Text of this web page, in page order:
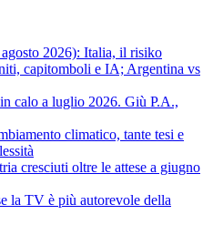
2026): Italia, il risiko
capitomboli e IA; Argentina vs
calo a luglio 2026. Giù P.A.,
climatico, tante tesi e
cresciuti oltre le attese a giugno
la TV è più autorevole della